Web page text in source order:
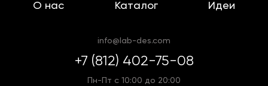
О нас Каталог Идеи
info@lab-des.com
+7 (812) 402-75-08
Пн-Пт с 10:00 до 20:00